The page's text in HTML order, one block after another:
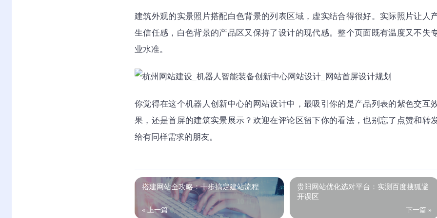
建筑外观的实景照片搭配白色背景的列表区域，虚实结合得很好。实际照片让人
生信任感，白色背景的产品区又保持了设计的现代感。整个页面既有温度又不失
业水准。
你觉得在这个机器人创新中心的网站设计中，最吸引你的是产品列表的紫色交互
果，还是首屏的建筑实景展示？欢迎在评论区留下你的看法，也别忘了点赞和转
给有同样需求的朋友。
搭建网站全攻略：十步搞定建站流程
« 上一篇
贵阳网站优化选对平台：实测百度搜狐避
开误区
下一篇 »